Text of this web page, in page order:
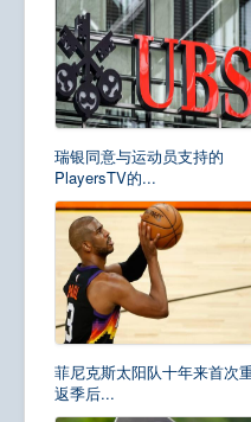
瑞银同意与运动员支持的
PlayersTV的...
菲尼克斯太阳队十年来首次
返季后...